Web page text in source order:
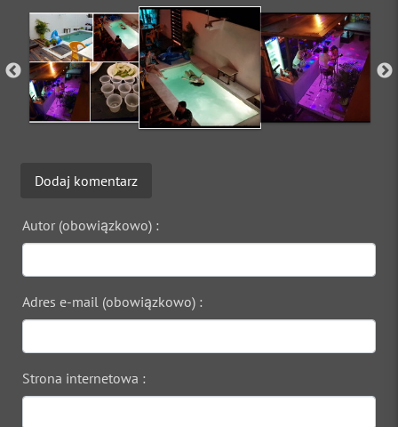
Dodaj komentarz
Autor (obowiązkowo) :
Adres e-mail (obowiązkowo) :
Strona internetowa :